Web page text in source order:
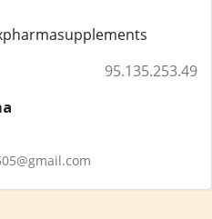
95.135.253.49